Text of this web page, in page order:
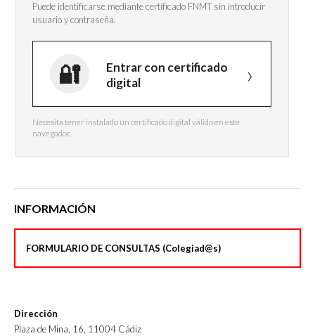
Puede identificarse mediante certificado FNMT sin introducir
usuario y contraseña.
Entrar con certificado
digital
Necesita tener instalado un certificado digital válido en este
navegador.
INFORMACIÓN
FORMULARIO DE CONSULTAS (Colegiad@s)
Dirección
Plaza de Mina, 16, 11004 Cádiz